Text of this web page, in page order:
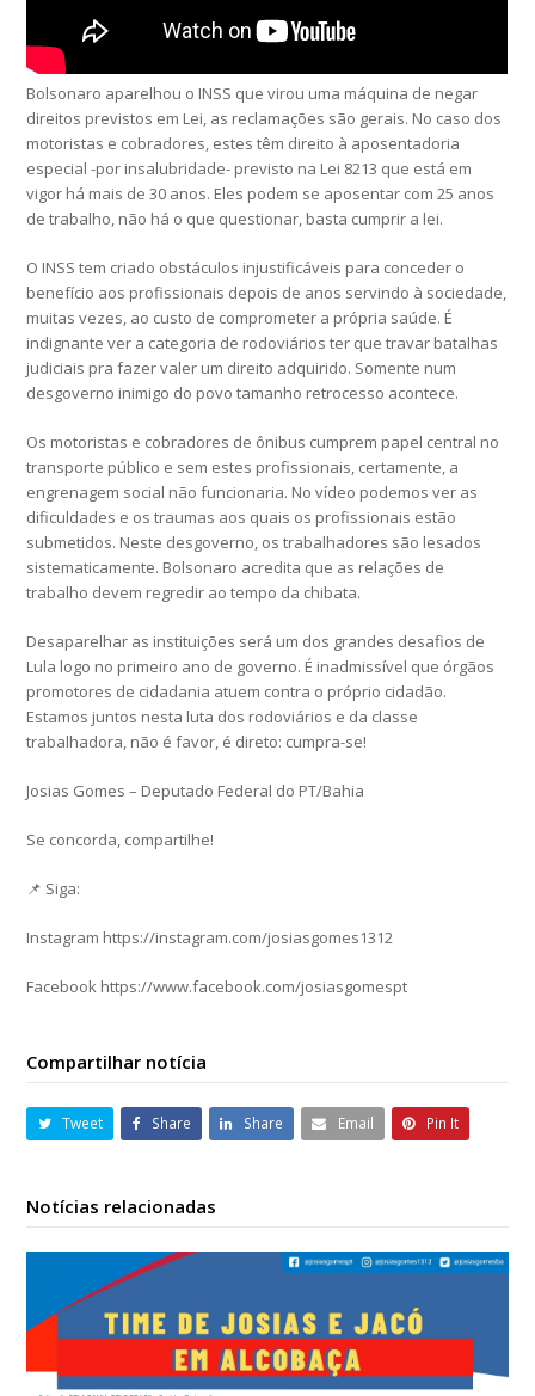
Bolsonaro aparelhou o INSS que virou uma máquina de negar
direitos previstos em Lei, as reclamações são gerais. No caso dos
motoristas e cobradores, estes têm direito à aposentadoria
especial -por insalubridade- previsto na Lei 8213 que está em
vigor há mais de 30 anos. Eles podem se aposentar com 25 anos
de trabalho, não há o que questionar, basta cumprir a lei.
O INSS tem criado obstáculos injustificáveis para conceder o
benefício aos profissionais depois de anos servindo à sociedade,
muitas vezes, ao custo de comprometer a própria saúde. É
indignante ver a categoria de rodoviários ter que travar batalhas
judiciais pra fazer valer um direito adquirido. Somente num
desgoverno inimigo do povo tamanho retrocesso acontece.
Os motoristas e cobradores de ônibus cumprem papel central no
transporte público e sem estes profissionais, certamente, a
engrenagem social não funcionaria. No vídeo podemos ver as
dificuldades e os traumas aos quais os profissionais estão
submetidos. Neste desgoverno, os trabalhadores são lesados
sistematicamente. Bolsonaro acredita que as relações de
trabalho devem regredir ao tempo da chibata.
Desaparelhar as instituições será um dos grandes desafios de
Lula logo no primeiro ano de governo. É inadmissível que órgãos
promotores de cidadania atuem contra o próprio cidadão.
Estamos juntos nesta luta dos rodoviários e da classe
trabalhadora, não é favor, é direto: cumpra-se!
Josias Gomes – Deputado Federal do PT/Bahia
Se concorda, compartilhe!
📌 Siga:
Instagram https://instagram.com/josiasgomes1312
Facebook https://www.facebook.com/josiasgomespt
Compartilhar notícia
Tweet Share Share Email Pin It
Notícias relacionadas